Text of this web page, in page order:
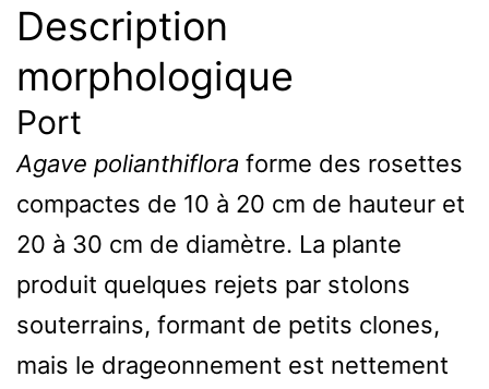
Description
morphologique
Port
Agave polianthiflora forme des rosettes
compactes de 10 à 20 cm de hauteur et
20 à 30 cm de diamètre. La plante
produit quelques rejets par stolons
souterrains, formant de petits clones,
mais le drageonnement est nettement